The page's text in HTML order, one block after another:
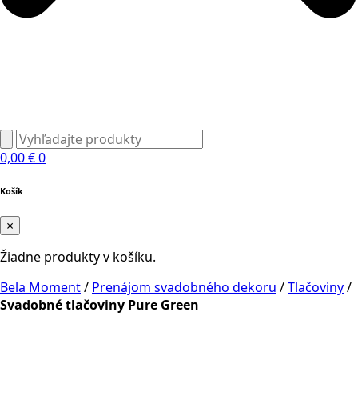
0,00€0
Košík
×
Žiadne produkty v košíku.
Bela Moment/ Prenájom svadobného dekoru /Tlačoviny/
Svadobné tlačoviny Pure Green